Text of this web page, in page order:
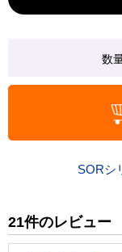
製品スペック
カラー
数
SORシ
21件のレビュー